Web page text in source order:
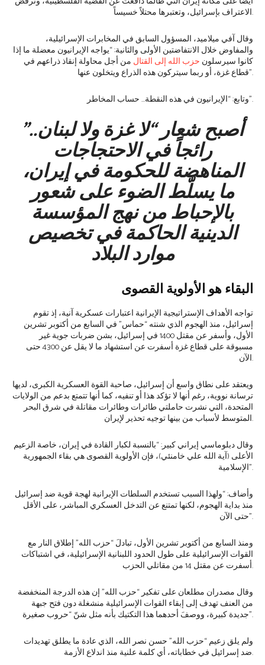
الاعتراف بإسرائيل، وتعتبرها محتلاً خسيساً.
وقال آفي ميلاميد، المسؤول السابق في المخابرات الإسرائيلية،
والمفاوض خلال الانتفاضتين الأولى والثانية: “يواجه الإيرانيون معضلة ما إذا
كانوا سيرسلون حزب الله إلى القتال من أجل محاولة إنقاذ ذراعهم في
قطاع غزة، أو ربما سيتركون هذه الذراع ويتخلون عنها”.
وتابع: “الإيرانيون في هذه النقطة… حساب المخاطر”.
أصبح شعار “لا غزة ولا لبنان..”
رائجاً في الاحتجاجات
المناهضة للحكومة في إيران،
ما يسلّط الضوء على شعور
بالإحباط من نهج المؤسسة
الدينية الحاكمة في تخصيص
موارد البلاد
البقاء هو الأولوية القصوى
تواجه الأهداف الإستراتيجية الإيرانية اعتبارات عسكرية آنية، إذ تقوم
إسرائيل، منذ الهجوم الذي شنته “حماس” في السابع من أكتوبر تشرين
الأول، وأسفر عن مقتل 1400 في إسرائيل، بشن ضربات جوية غير
مسبوقة على قطاع غزة أسفرت عن استشهاد ما لا يقل عن 4300 حتى
الآن.
ويعتقد على نطاق واسع أن إسرائيل، صاحبة القوة العسكرية الكبرى، لديها
ترسانة نووية، رغم أنها لا تؤكد هذا أو تنفيه، كما أنها تتمتع بدعم من الولايات
المتحدة، التي نشرت حاملتي طائرات وطائرات مقاتلة في شرق البحر
المتوسط لأسباب من بينها توجيه تحذير لإيران.
وقال دبلوماسي إيراني كبير: “بالنسبة لكبار القادة في إيران، خاصة الزعيم
الأعلى (آية الله علي خامنئي)، فإن الأولوية القصوى هي بقاء الجمهورية
الإسلامية”.
وأضاف: “ولهذا السبب تستخدم السلطات الإيرانية لهجة قوية ضد إسرائيل
منذ بداية الهجوم، لكنها تمتنع عن التدخل العسكري المباشر، على الأقل
حتى الآن”.
ومنذ السابع من أكتوبر تشرين الأول، تبادلَ “حزب الله” إطلاق النار مع
القوات الإسرائيلية على طول الحدود اللبنانية الإسرائيلية، في اشتباكات
أسفرت عن مقتل 14 من مقاتلي الحزب.
وقال مصدران مطلعان على تفكير “حزب الله” إن هذه الدرجة المنخفضة
من العنف تهدف إلى إبقاء القوات الإسرائيلية منشغلة دون فتح جبهة
جديدة كبيرة، ووصفَ أحدهما هذا التكتيك بأنه مثل شنّ “حروب صغيرة”.
ولم يلق زعيم “حزب الله” حسن نصر الله، الذي عادة ما يطلق تهديدات
ضد إسرائيل في خطاباته، أي كلمة علنية منذ اندلاع الأزمة.